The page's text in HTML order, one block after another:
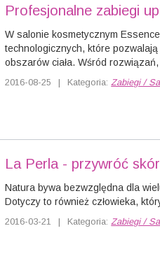
Profesjonalne zabiegi
W salonie kosmetycznym
technologicznych, które
obszarów ciała. Wśród
2016-08-25 | Kategoria:Zabiegi /
La Perla - przywróć
Natura bywa bezwzględna dla
Dotyczy to również człowieka,
2016-03-21 | Kategoria:Zabiegi /